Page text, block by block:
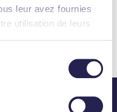
leur avez fournies
utilisation de leurs